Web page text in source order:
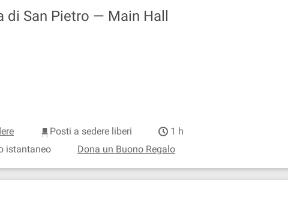
di San Pietro — Main Hall
Posti a sedere liberi
1 h
istantaneo
Dona un Buono Regalo